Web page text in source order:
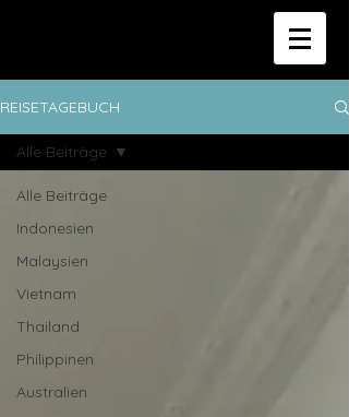
REISETAGEBUCH
Alle Beiträge
Indonesien
Malaysien
Vietnam
Thailand
Philippinen
Australien
Alle Beiträge